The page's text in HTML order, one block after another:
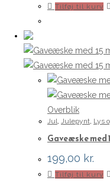
Tilføj til kurv
Overblik
Jul Julepynt Lys
Gaveæske med
199,00 kr.
Tilføj til kurv